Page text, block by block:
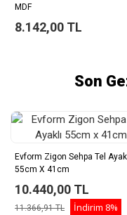
MDF
8.142,00 TL
Son
Evform Zigon Sehpa Tel
55cm X 41cm
10.440,00 TL
11.366,91 TL İndirim 8%